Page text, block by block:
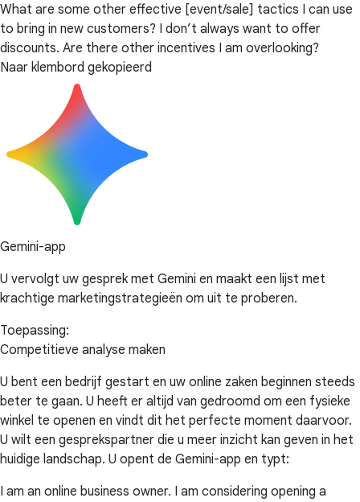
What are some other effective [event/sale] tactics I can use
to bring in new customers? I don’t always want to offer
discounts. Are there other incentives I am overlooking?
Naar klembord gekopieerd
Gemini-app
U vervolgt uw gesprek met Gemini en maakt een lijst met
krachtige marketingstrategieën om uit te proberen.
Toepassing:
Competitieve analyse maken
U bent een bedrijf gestart en uw online zaken beginnen steeds
beter te gaan. U heeft er altijd van gedroomd om een fysieke
winkel te openen en vindt dit het perfecte moment daarvoor.
U wilt een gesprekspartner die u meer inzicht kan geven in het
huidige landschap. U opent de Gemini-app en typt:
I am an online business owner. I am considering opening a